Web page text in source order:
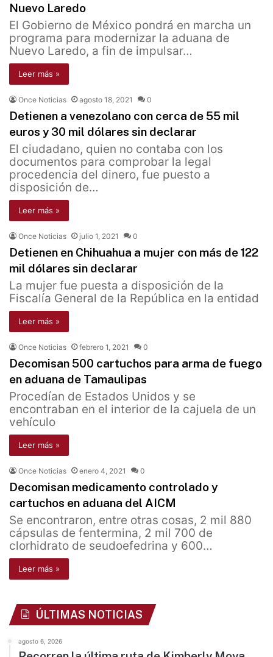
Nuevo Laredo
El Gobierno de México pondrá en marcha un
programa para modernizar la aduana de
Nuevo Laredo, a fin de impulsar…
Leer más »
Once Noticias agosto 18, 2021 0
Detienen a venezolano con cerca de 55 mil
euros y 30 mil dólares sin declarar
El ciudadano, quien no contaba con los
documentos para comprobar la legal
procedencia del dinero, fue puesto a
disposición de…
Leer más »
Once Noticias julio 1, 2021 0
Detienen en Chihuahua a mujer con más de 122
mil dólares sin declarar
La mujer fue puesta a disposición de la
Fiscalía General de la República en la entidad
Leer más »
Once Noticias febrero 1, 2021 0
Decomisan 500 cartuchos para arma de fuego
en aduana de Tamaulipas
Procedían de Estados Unidos y se
encontraban en el interior de la cajuela de un
vehículo
Leer más »
Once Noticias enero 4, 2021 0
Decomisan medicamento controlado y
cartuchos en aduana del AICM
Se encontraron, entre otras cosas, 2 mil 880
cápsulas de fentermina, 2 mil 700 de
clorhidrato de seudoefedrina y 600…
Leer más »
ÚLTIMAS NOTICIAS
agosto 6, 2026